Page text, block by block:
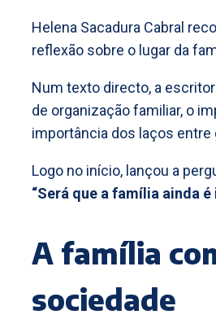
Helena Sacadura Cabral
reflexão sobre o lugar da
Num texto directo, a
de organização familiar, o
importância dos laços entre
Logo no início, lançou a
“Será que a família ainda
A família
sociedade